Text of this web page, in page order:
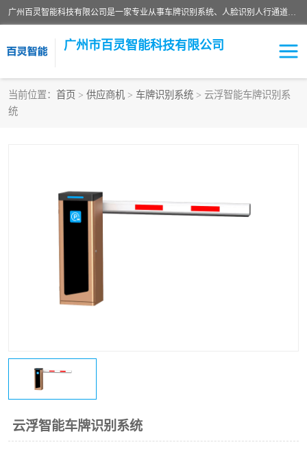
广州百灵智能科技有限公司是一家专业从事车牌识别系统、人脸识别人行通道、安防监控交通设施、停车场智能管理系统、停车场云平台、车牌识别一体机、自动道闸、通道设备、交通设施及交通划线等产品研发、生产和销售的高新技术企业。
广州市百灵智能科技有限公司
当前位置： 首页 > 供应商机 > 车牌识别系统 > 云浮智能车牌识别系
统
云浮智能车牌识别系统